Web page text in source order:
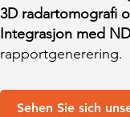
3D radartomografi
Integrasjon med
rapportgenerering.
Sehen Sie sich